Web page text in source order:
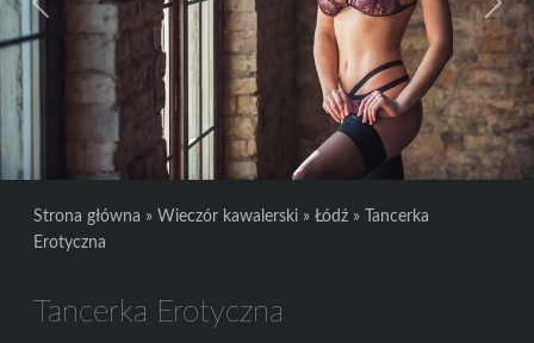
Previous Next
Strona główna » Wieczór kawalerski » Łódź »
Tancerka
Erotyczna
Tancerka Erotyczna